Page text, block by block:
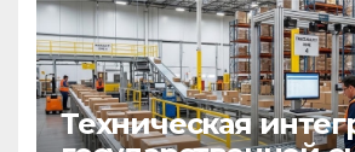
Техническая